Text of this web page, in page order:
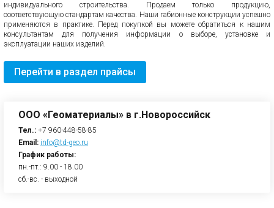
индивидуального строительства. Продаем только продукцию,
соответствующую стандартам качества. Наши габионные конструкции успешно
применяются в практике. Перед покупкой вы можете обратиться к нашим
консультантам для получения информации о выборе, установке и
эксплуатации наших изделий.
Перейти в раздел прайсы
ООО «Геоматериалы» в г.Новороссийск
Тел.: +7 960-448-58-85
Email: info@td-geo.ru
График работы:
пн.-пт.: 9.00 - 18.00
сб.-вс. - выходной